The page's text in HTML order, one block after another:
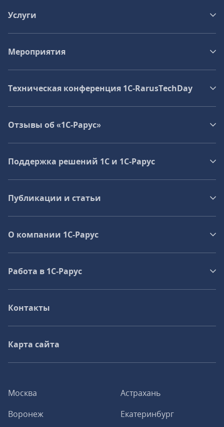
Москва
Астрахань
Воронеж
Екатеринбург
Услуги
Мероприятия
Техническая конференция 1C‑RarusTechDay
Отзывы об «1С-Рарус»
Поддержка решений 1С и 1С‑Рарус
Публикации и статьи
О компании 1C-Рарус
Работа в 1С‑Рарус
Контакты
Карта сайта